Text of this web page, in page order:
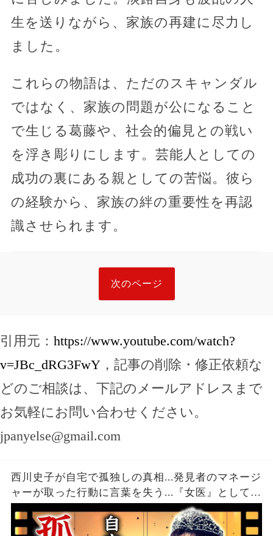
生を送りながら、家族の再建に尽力し
ました。
これらの物語は、ただのスキャンダル
ではなく、家族の問題が公になること
で生じる葛藤や、社会的偏見との戦い
を浮き彫りにします。芸能人としての
成功の裏にある親としての苦悩。彼ら
の経験から、家族の絆の重要性を再認
識させられます。
次のページ
引用元： https://www.youtube.com/watch?
v=JBc_dRG3FwY ，記事の削除・修正依頼な
どのご相談は、下記のメールアドレスまで
お気軽にお問い合わせください。
jpanyelse@gmail.com
西川史子が自宅で孤独しの真相...発見者のマネージ
ャーが取った行動に言葉を失う...『女医』としても
有名な二刀流タレントの熟年離婚の実態...訴訟問題
に発展した泥沼劇に驚きを隠せない...